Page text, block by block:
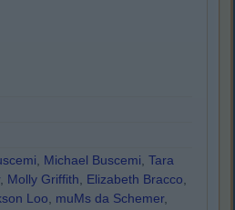
, Michael Buscemi, Tara
, Molly Griffith, Elizabeth Bracco,
Loo, muMs da Schemer,